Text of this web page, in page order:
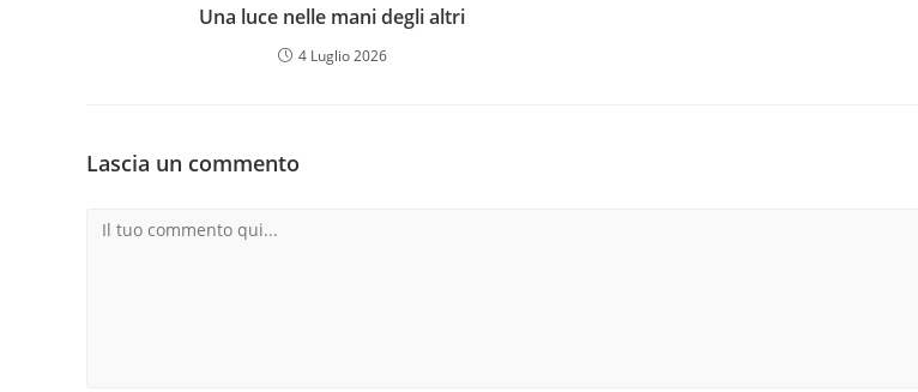
Una luce nelle mani degli altri
4 Luglio 2026
Lascia un commento
Commento